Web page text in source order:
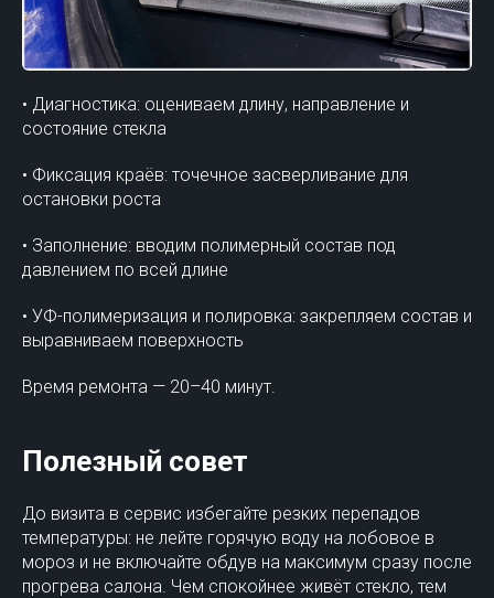
• Диагностика: оцениваем длину, направление и
состояние стекла
• Фиксация краёв: точечное засверливание для
остановки роста
• Заполнение: вводим полимерный состав под
давлением по всей длине
• УФ-полимеризация и полировка: закрепляем состав и
выравниваем поверхность
Время ремонта — 20–40 минут.
Полезный совет
До визита в сервис избегайте резких перепадов
температуры: не лейте горячую воду на лобовое в
мороз и не включайте обдув на максимум сразу после
прогрева салона. Чем спокойнее живёт стекло, тем